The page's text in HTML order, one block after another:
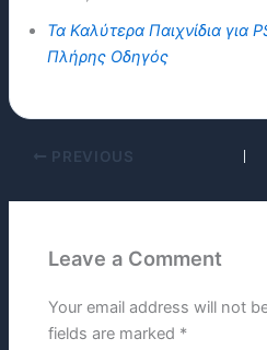
Τα Καλύτερα Παιχνίδια για
Πλήρης Οδηγός
PREVIOUS
Leave a Comment
Your email address will not
fields are marked *